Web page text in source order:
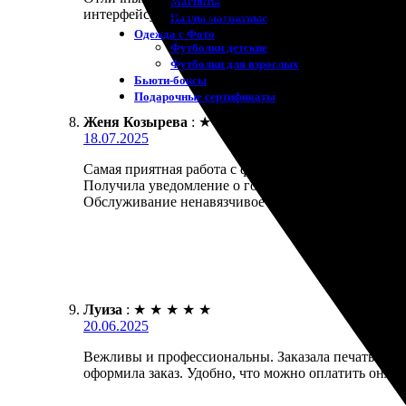
Пазлы магнитные
Одежда с Фото
Футболки детские
Футболки для взрослых
Бьюти-боксы
Подарочные сертификаты
интерфейсу. Заказ оформил за десять минут.
Женя Козырева : ★
18.07.2025
Самая приятная работа с фотопечатью! Заказала
Получила уведомление о готовности заказа на
Обслуживание ненавязчивое и приятное.
Луиза : ★ ★ ★ ★ ★
20.06.2025
Вежливы и профессиональны. Заказала печать
оформила заказ. Удобно, что можно оплатить